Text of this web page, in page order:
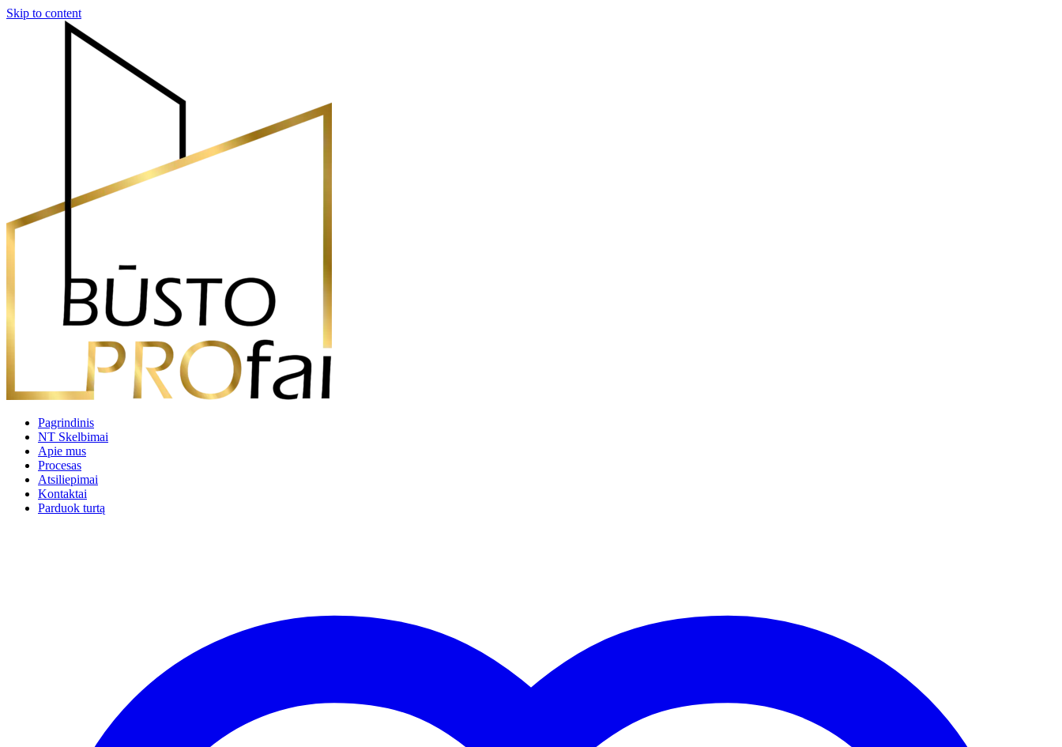
Skip to content
Pagrindinis
NT Skelbimai
Apie mus
Procesas
Atsiliepimai
Kontaktai
Parduok turtą